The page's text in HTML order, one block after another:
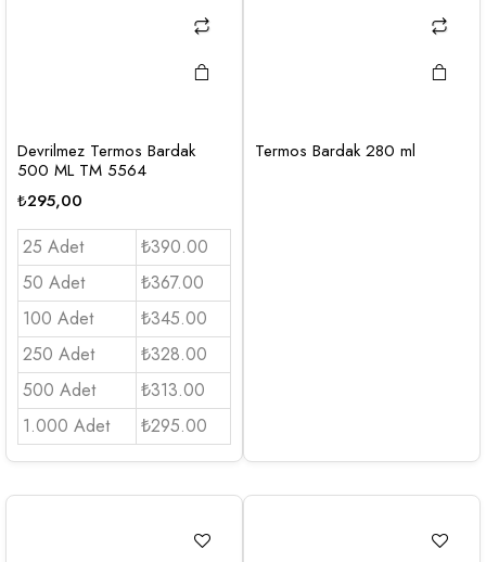
Devrilmez Termos Bardak
500 ML TM 5564
₺295,00
25 Adet
₺390.00
50 Adet
₺367.00
100 Adet
₺345.00
250 Adet
₺328.00
500 Adet
₺313.00
1.000 Adet
₺295.00
Termos Bardak 280 ml